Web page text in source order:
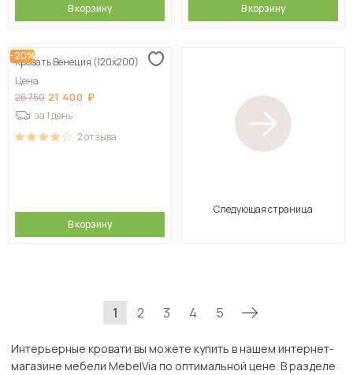
В корзину В корзину
-20%
Кровать Венеция (120х200)
Цена
26 750 21 400
за 1 день
2отзыва
В корзину
Следующая страница
1 2 3 4 5
Интерьерные кровати вы можете купить в нашем интернет-
магазине мебели MebelVia по оптимальной цене. В разделе